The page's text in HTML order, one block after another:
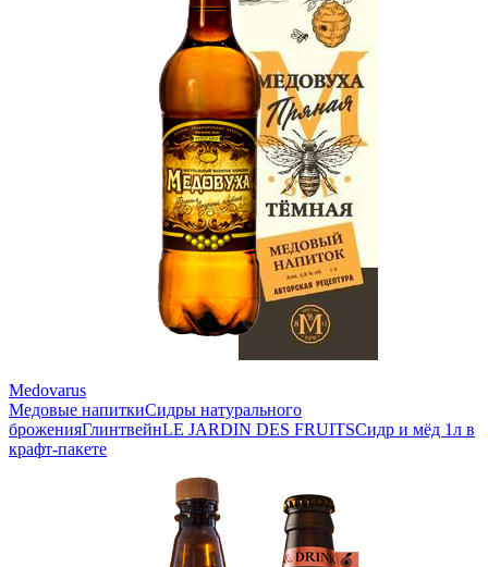
Medovarus
Медовые напиткиСидры натурального
броженияГлинтвейнLE JARDIN DES FRUITSСидр и мёд 1л в
крафт-пакете